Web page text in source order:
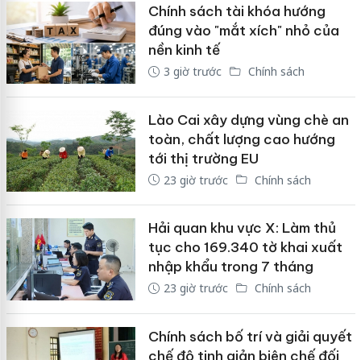
Chính sách tài khóa hướng
đúng vào "mắt xích" nhỏ của
nền kinh tế
3 giờ trước Chính sách
Lào Cai xây dựng vùng chè an
toàn, chất lượng cao hướng
tới thị trường EU
23 giờ trước Chính sách
Hải quan khu vực X: Làm thủ
tục cho 169.340 tờ khai xuất
nhập khẩu trong 7 tháng
23 giờ trước Chính sách
Chính sách bố trí và giải quyết
chế độ tinh giản biên chế đối